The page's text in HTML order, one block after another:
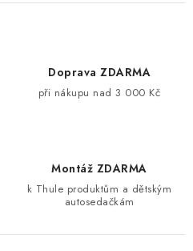
Doprava ZDARMA
při nákupu nad 3 000 Kč
Montáž ZDARMA
k Thule produktům a dětským
autosedačkám